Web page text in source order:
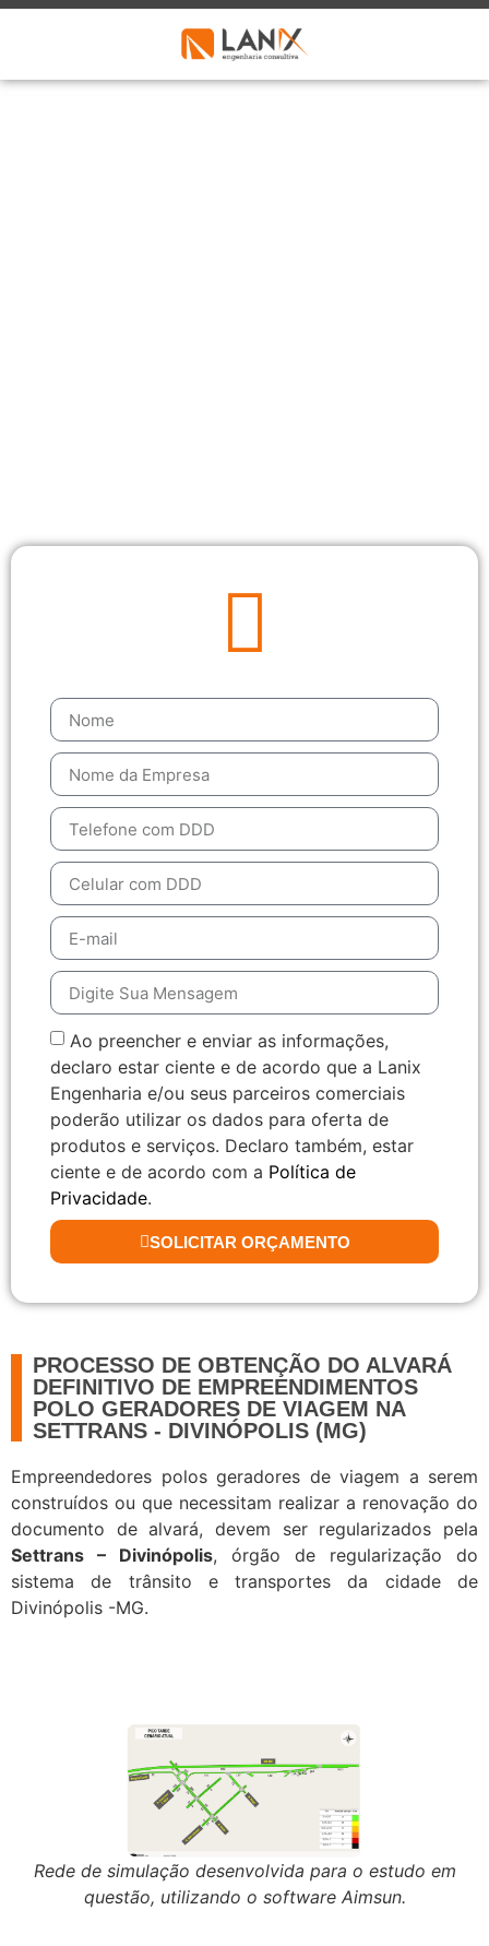
Ao preencher e enviar as informações,
declaro estar ciente e de acordo que a Lanix
Engenharia e/ou seus parceiros comerciais
poderão utilizar os dados para oferta de
produtos e serviços. Declaro também, estar
ciente e de acordo com a Política de
Privacidade.
SOLICITAR ORÇAMENTO
PROCESSO DE OBTENÇÃO DO ALVARÁ
DEFINITIVO DE EMPREENDIMENTOS
POLO GERADORES DE VIAGEM NA
SETTRANS - DIVINÓPOLIS (MG)
Empreendedores polos geradores de viagem a serem
construídos ou que necessitam realizar a renovação do
documento de alvará, devem ser regularizados pela
Settrans – Divinópolis, órgão de regularização do
sistema de trânsito e transportes da cidade de
Divinópolis -MG.
Rede de simulação desenvolvida para o estudo em
questão, utilizando o software Aimsun.